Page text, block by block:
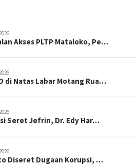
Akses PLTP Mataloko, Pe…
di Natas Labar Motang Rua…
Seret Jefrin, Dr. Edy Har…
Diseret Dugaan Korupsi, …